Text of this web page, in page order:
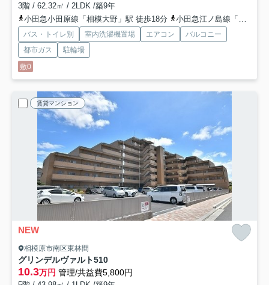
3階 / 62.32㎡ / 2LDK /築9年
小田急小田原線「相模大野」駅 徒歩18分
小田急江ノ島線「東林間」駅 徒歩10分
バス・トイレ別 室内洗濯機置場 エアコン
バルコニー
都市ガス
駐輪場
敷0
賃貸マンション
NEW
相模原市南区東林間
グリンデルヴァルト510
10.3万円 管理/共益費5,800円